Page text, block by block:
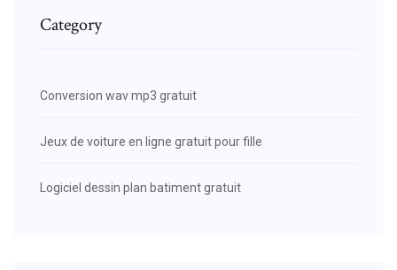
Category
Conversion wav mp3 gratuit
Jeux de voiture en ligne gratuit pour fille
Logiciel dessin plan batiment gratuit